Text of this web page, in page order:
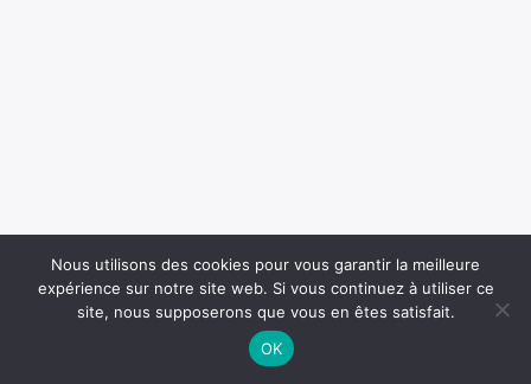
Nous utilisons des cookies pour vous garantir la meilleure
expérience sur notre site web. Si vous continuez à utiliser ce
site, nous supposerons que vous en êtes satisfait.
OK